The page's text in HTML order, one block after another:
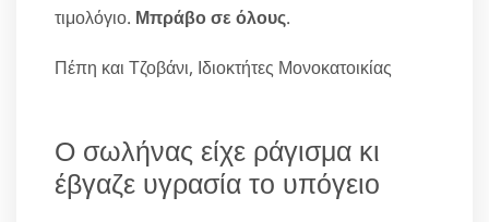
τιμολόγιο. Μπράβο σε όλους.
Πέπη και Τζοβάνι, Ιδιοκτήτες Μονοκατοικίας
Ο σωλήνας είχε ράγισμα κι
έβγαζε υγρασία το υπόγειο